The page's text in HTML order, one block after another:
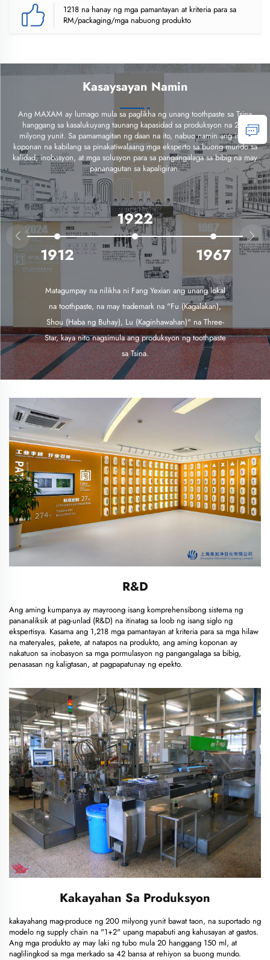
1218 na hanay ng mga pamantayan at kriteria para sa
RM/packaging/mga nabuong produkto
Kasaysayan Namin
Ang MAXAM ay lumago mula sa paglikha ng unang toothpaste sa Tsina
hanggang sa kasalukuyang taunang kapasidad sa produksyon na 200
milyong yunit. Sa pamamagitan ng daan na ito, nabuo namin ang isang
koponan na kabilang sa pinakatiwalaang mga eksperto sa buong mundo sa
kalidad, inobasyon, at mga solusyon para sa pangangalaga sa bibig na may
pananagutan sa kapaligiran.
1912
1922
1967
 
Matagumpay na nilikha ni Fang Yexian ang unang lokal
na toothpaste, na may trademark na "Fu (Kagalakan),
Shou (Haba ng Buhay), Lu (Kaginhawahan)" na Three-
Star, kaya nito nagsimula ang produksyon ng toothpaste
sa Tsina.
R&D
Ang aming kumpanya ay mayroong isang komprehensibong sistema ng
pananaliksik at pag-unlad (R&D) na itinatag sa loob ng isang siglo ng
ekspertisya. Kasama ang 1,218 mga pamantayan at kriteria para sa mga hilaw
na materyales, pakete, at natapos na produkto, ang aming koponan ay
nakatuon sa inobasyon sa mga pormulasyon ng pangangalaga sa bibig,
penasasan ng kaligtasan, at pagpapatunay ng epekto.
Kakayahan Sa Produksyon
kakayahang mag-produce ng 200 milyong yunit bawat taon, na suportado ng
modelo ng supply chain na "1+2" upang mapabuti ang kahusayan at gastos.
Ang mga produkto ay may laki ng tubo mula 20 hanggang 150 ml, at
naglilingkod sa mga merkado sa 42 bansa at rehiyon sa buong mundo.